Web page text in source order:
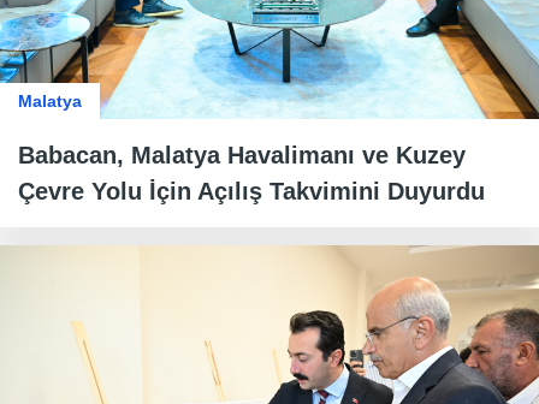
Malatya
Babacan, Malatya Havalimanı ve Kuzey
Çevre Yolu İçin Açılış Takvimini Duyurdu